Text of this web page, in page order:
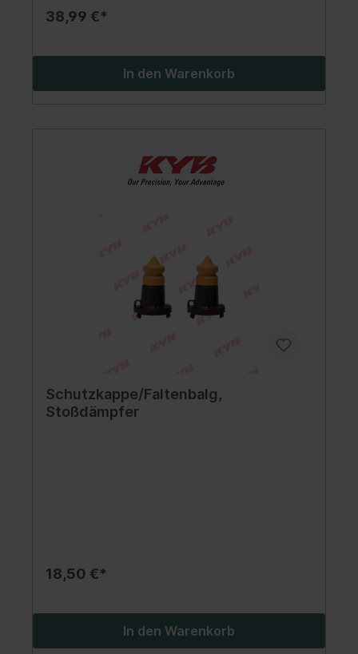
38,99 €*
In den Warenkorb
Schutzkappe/Faltenbalg,
Stoßdämpfer
18,50 €*
In den Warenkorb